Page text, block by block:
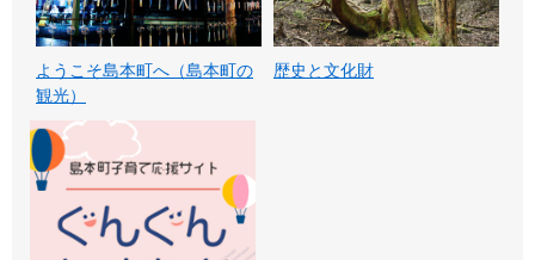
ようこそ島本町へ（島本町の
観光）
歴史と文化財